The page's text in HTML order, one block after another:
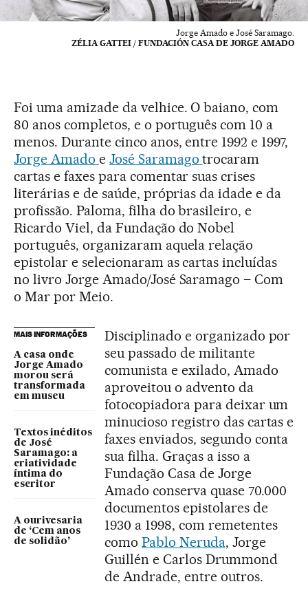
Jorge Amado e José Saramago.
ZÉLIA GATTEI / FUNDACIÓN CASA DE JORGE AMADO
Foi uma amizade da velhice. O baiano, com
80 anos completos, e o português com 10 a
menos. Durante cinco anos, entre 1992 e 1997,
Jorge Amado e José Saramagotrocaram
cartas e faxes para comentar suas crises
literárias e de saúde, próprias da idade e da
profissão. Paloma, filha do brasileiro, e
Ricardo Viel, da Fundação do Nobel
português, organizaram aquela relação
epistolar e selecionaram as cartas incluídas
no livro Jorge Amado/José Saramago – Com
o Mar por Meio.
MAIS INFORMAÇÕES
A casa onde
Jorge Amado
morou será
transformada
em museu
Textos inéditos
de José
Saramago: a
criatividade
íntima do
escritor
A ourivesaria
de ‘Cem anos
de solidão’
Disciplinado e organizado por
seu passado de militante
comunista e exilado, Amado
aproveitou o advento da
fotocopiadora para deixar um
minucioso registro das cartas e
faxes enviados, segundo conta
sua filha. Graças a isso a
Fundação Casa de Jorge
Amado conserva quase 70.000
documentos epistolares de
1930 a 1998, com remetentes
como Pablo Neruda, Jorge
Guillén e Carlos Drummond
de Andrade, entre outros.